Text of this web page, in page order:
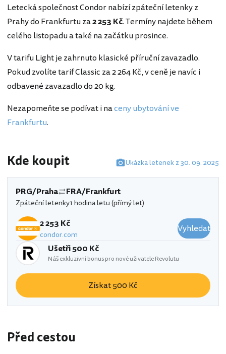
Letecká společnost Condor nabízí zpáteční letenky z
Prahy do Frankfurtu za2 253 Kč. Termíny najdete během
celého listopadu a také na začátku prosince.
V tarifu Light je zahrnuto klasické příruční zavazadlo.
Pokud zvolíte tarif Classic za 2 264 Kč, v ceně je navíc i
odbavené zavazadlo do 20 kg.
Nezapomeňte se podívat i naceny ubytování ve
Frankfurtu.
Kde koupit Ukázka letenek z 30. 09. 2025
PRG/Praha FRA/Frankfurt
Zpáteční letenky1 hodina letu (přímý let)
2 253 Kč
condor.com
Vyhledat
Ušetři 500 Kč
Náš exkluzivní bonus pro nové uživatele Revolutu
Získat 500 Kč
Před cestou